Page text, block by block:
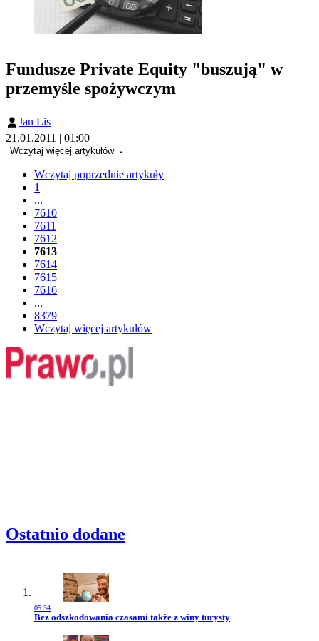
Fundusze Private Equity "buszują" w
przemyśle spożywczym
Jan Lis
21.01.2011 | 01:00
Wczytaj więcej artykułów
Wczytaj poprzednie artykuły
1
...
7610
7611
7612
7613
7614
7615
7616
...
8379
Wczytaj więcej artykułów
Ostatnio dodane
05:34
Przejdź do artykułu:
Bez odszkodowania czasami także z winy turysty